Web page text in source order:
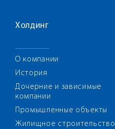
Холдинг
О компании
История
Дочерние и зависимые
компании
Промышленные объекты
Жилищное строительство